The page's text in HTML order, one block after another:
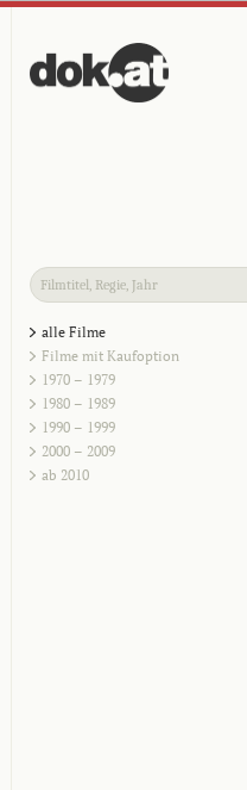
alle Filme
Filme mit Kaufoption
1970 – 1979
1980 – 1989
1990 – 1999
2000 – 2009
ab 2010